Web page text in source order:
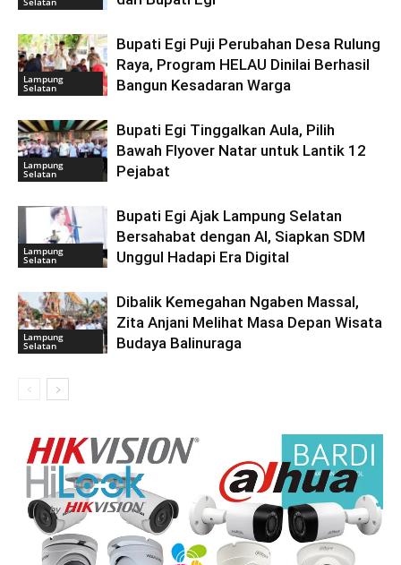
Lampung
Selatan
Bupati Egi Puji Perubahan Desa Rulung
Raya, Program HELAU Dinilai Berhasil
Bangun Kesadaran Warga
Lampung
Selatan
Bupati Egi Tinggalkan Aula, Pilih
Bawah Flyover Natar untuk Lantik 12
Pejabat
Lampung
Selatan
Bupati Egi Ajak Lampung Selatan
Bersahabat dengan AI, Siapkan SDM
Unggul Hadapi Era Digital
Lampung
Selatan
Dibalik Kemegahan Ngaben Massal,
Zita Anjani Melihat Masa Depan Wisata
Budaya Balinuraga